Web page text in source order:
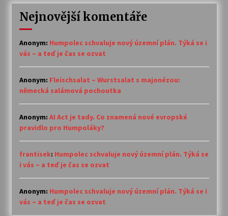
Nejnovější komentáře
Anonym: Humpolec schvaluje nový územní plán. Týká se i
vás – a teď je čas se ozvat
Anonym: Fleischsalat – Wurstsalat s majonézou:
německá salámová pochoutka
Anonym: AI Act je tady. Co znamená nové evropské
pravidlo pro Humpoláky?
frantisek: Humpolec schvaluje nový územní plán. Týká se
i vás – a teď je čas se ozvat
Anonym: Humpolec schvaluje nový územní plán. Týká se i
vás – a teď je čas se ozvat